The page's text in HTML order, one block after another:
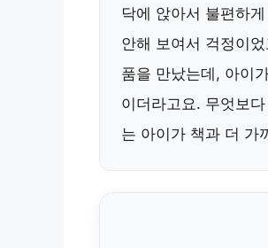
닥에 앉아서 불편하
안해 보여서 걱정이
품을 만났는데, 아이
이더라고요. 무엇보
는 아이가 책과 더 가